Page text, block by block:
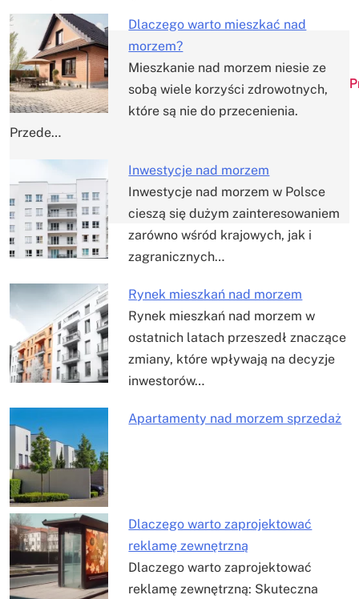
Dlaczego warto mieszkać nad
morzem?
Mieszkanie nad morzem niesie ze
sobą wiele korzyści zdrowotnych,
które są nie do przecenienia.
Przede…
Inwestycje nad morzem
Inwestycje nad morzem w Polsce
cieszą się dużym zainteresowaniem
zarówno wśród krajowych, jak i
zagranicznych…
Rynek mieszkań nad morzem
Rynek mieszkań nad morzem w
ostatnich latach przeszedł znaczące
zmiany, które wpływają na decyzje
inwestorów…
Apartamenty nad morzem sprzedaż
Dlaczego warto zaprojektować
reklamę zewnętrzną
Dlaczego warto zaprojektować
reklamę zewnętrzną: Skuteczna
Nawigacja
wpisu